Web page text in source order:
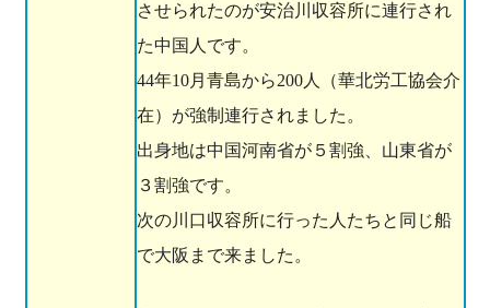
させられたのが安治川収容所に連行され
た中国人です。
44年10月青島から200人（華北労工協会介
在）が強制連行されました。
出身地は中国河南省が５割強、山東省が
３割強です。
次の川口収容所に行った人たちと同じ船
で大阪まで来ました。